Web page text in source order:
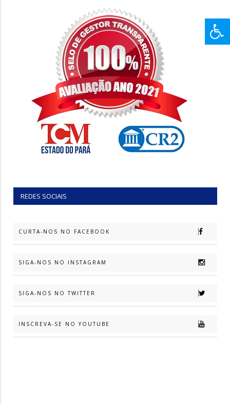
REDES SOCIAIS
CURTA-NOS NO FACEBOOK
SIGA-NOS NO INSTAGRAM
SIGA-NOS NO TWITTER
INSCREVA-SE NO YOUTUBE